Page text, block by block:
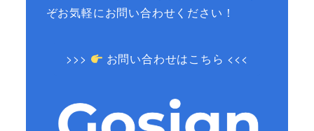
ぞお気軽にお問い合わせください！
>>> お問い合わせはこちら <<<